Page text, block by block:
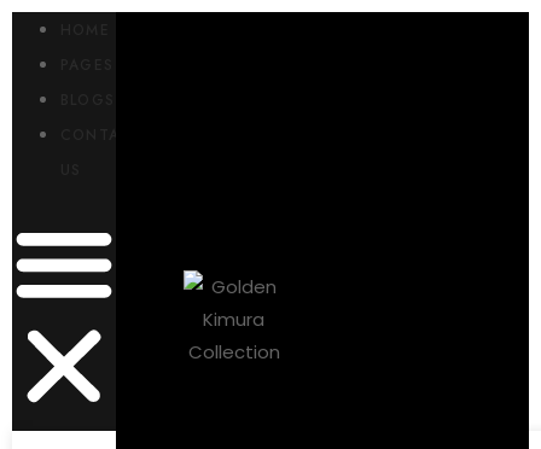
Remember me
LOG IN